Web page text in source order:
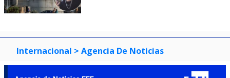
Internacional > Agencia De Noticias